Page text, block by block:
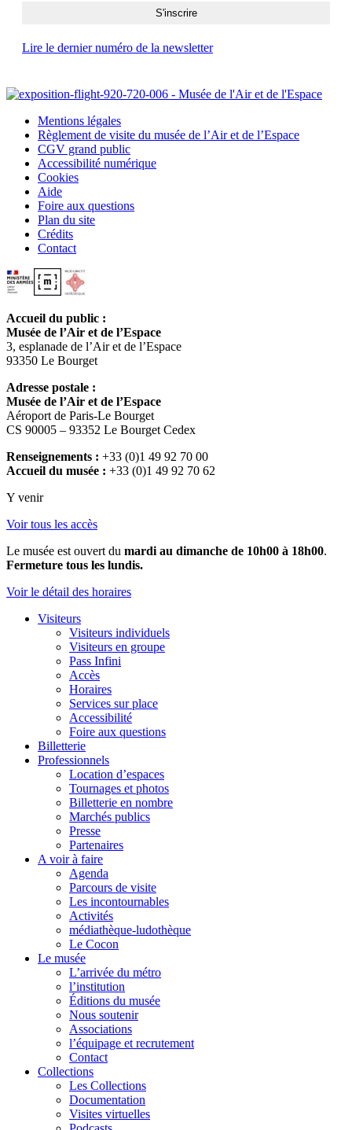
Lire le dernier numéro de la newsletter
Mentions légales
Règlement de visite du musée de l’Air et de l’Espace
CGV grand public
Accessibilité numérique
Cookies
Aide
Foire aux questions
Plan du site
Crédits
Contact
Accueil du public :
Musée de l’Air et de l’Espace
3, esplanade de l’Air et de l’Espace
93350 Le Bourget
Adresse postale :
Musée de l’Air et de l’Espace
Aéroport de Paris-Le Bourget
CS 90005 – 93352 Le Bourget Cedex
Renseignements : +33 (0)1 49 92 70 00
Accueil du musée : +33 (0)1 49 92 70 62
Y venir
Voir tous les accès
Le musée est ouvert du mardi au dimanche de 10h00 à 18h00.
Fermeture tous les lundis.
Voir le détail des horaires
Visiteurs
Visiteurs individuels
Visiteurs en groupe
Pass Infini
Accès
Horaires
Services sur place
Accessibilité
Foire aux questions
Billetterie
Professionnels
Location d’espaces
Tournages et photos
Billetterie en nombre
Marchés publics
Presse
Partenaires
A voir à faire
Agenda
Parcours de visite
Les incontournables
Activités
médiathèque-ludothèque
Le Cocon
Le musée
L’arrivée du métro
l’institution
Éditions du musée
Nous soutenir
Associations
l’équipage et recrutement
Contact
Collections
Les Collections
Documentation
Visites virtuelles